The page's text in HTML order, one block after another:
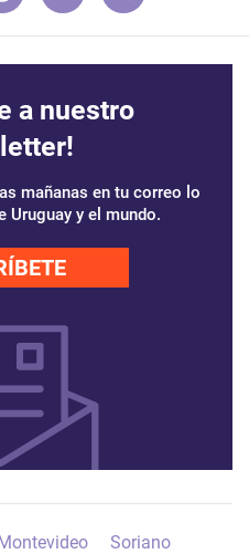
a nuestro
mañanas en tu correo lo
Uruguay y el mundo.
Soriano